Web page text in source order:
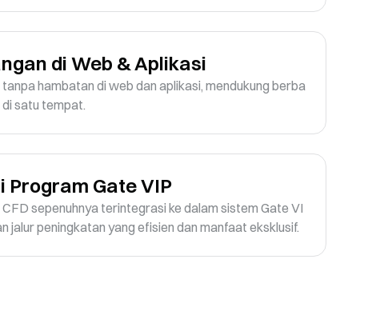
di Web & Aplikasi
hambatan di web dan aplikasi, mendukung berba
satu tempat.
Program Gate VIP
sepenuhnya terintegrasi ke dalam sistem Gate VI
jalur peningkatan yang efisien dan manfaat eksklusif.